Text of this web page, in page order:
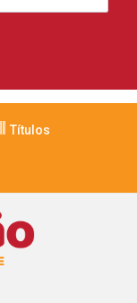
Títulos